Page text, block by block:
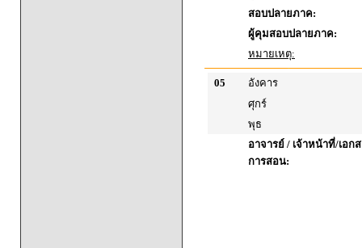
สอบปลายภาค:
ผู้คุมสอบปลายภาค:
หมายเหตุ:
05
อังคาร
ศุกร์
พุธ
อาจารย์ / เจ้าหน้าที่/เอก
การสอน: